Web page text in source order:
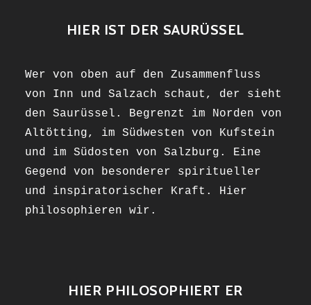
HIER IST DER SAURÜSSEL
Wer von oben auf den Zusammenfluss
von Inn und Salzach schaut, der sieht
den Saurüssel. Begrenzt im Norden von
Altötting, im Südwesten von Kufstein
und im Südosten von Salzburg. Eine
Gegend von besonderer spiritueller
und inspiratorischer Kraft. Hier
philosophieren wir.
HIER PHILOSOPHIERT ER